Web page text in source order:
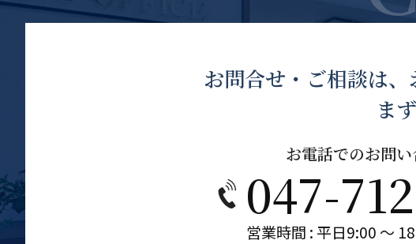
お問合せ・ご相談は
ま
お電話でのお問
047-
営業時間 : 平日9:00 ～